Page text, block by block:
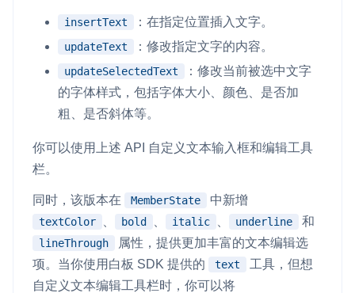
insertText ：在指定位置插入文字。
updateText ：修改指定文字的内容。
updateSelectedText
：修改当前被选中文字
的字体样式，包括字体大小、颜色、是否加
粗、是否斜体等。
你可以使用上述 API 自定义文本输入框和编辑工具
栏。
同时，该版本在 MemberState 中新增
textColor bold italic underline 和
lineThrough
属性，提供更加丰富的文本编辑选
项。当你使用白板 SDK 提供的
text
工具，但想
自定义文本编辑工具栏时，你可以将